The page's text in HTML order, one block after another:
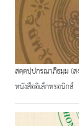
สตฺตปฺปกรณาภิธมฺม (
หนังสืออิเล็กทรอนิกส์